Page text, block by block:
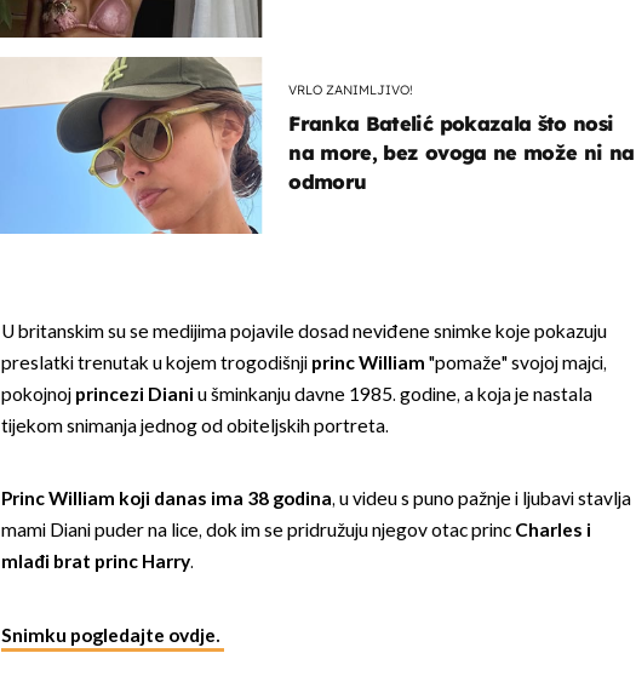
VRLO ZANIMLJIVO!
Franka Batelić pokazala što nosi
na more, bez ovoga ne može ni na
odmoru
U britanskim su se medijima pojavile dosad neviđene snimke koje pokazuju
preslatki trenutak u kojem trogodišnji princ William "pomaže" svojoj majci,
pokojnoj princezi Diani u šminkanju davne 1985. godine, a koja je nastala
tijekom snimanja jednog od obiteljskih portreta.
Princ William koji danas ima 38 godina, u videu s puno pažnje i ljubavi stavlja
mami Diani puder na lice, dok im se pridružuju njegov otac princ Charles i
mlađi brat princ Harry.
Snimku pogledajte ovdje.
OMOGUĆI OBAVIJESTI